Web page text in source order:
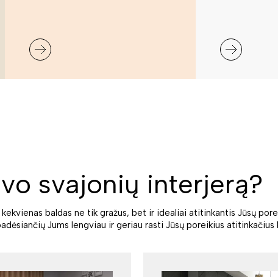
svajonių interjerą?
baldas ne tik gražus, bet ir idealiai atitinkantis Jūsų
Jums lengviau ir geriau rasti Jūsų poreikius atitinkačius